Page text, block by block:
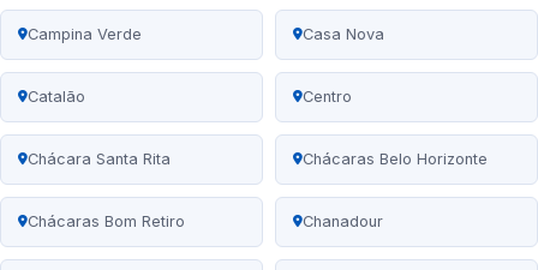
Campina Verde Casa Nova
Catalão Centro
Chácara Santa Rita Chácaras Belo Horizonte
Chácaras Bom Retiro Chanadour